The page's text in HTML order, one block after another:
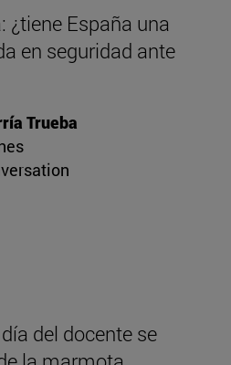
¿tiene España una
en seguridad ante
Trueba
del docente se